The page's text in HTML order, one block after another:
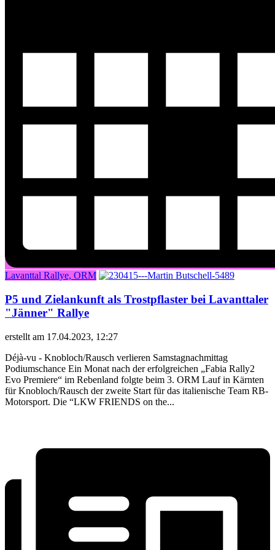
Lavanttal Rallye, ORM
P5 und Zielankunft als Trostpflaster bei Lavanttaler
"Jänner" Rallye
erstellt am 17.04.2023, 12:27
Déjà-vu - Knobloch/Rausch verlieren Samstagnachmittag
Podiumschance Ein Monat nach der erfolgreichen „Fabia Rally2
Evo Premiere“ im Rebenland folgte beim 3. ORM Lauf in Kärnten
für Knobloch/Rausch der zweite Start für das italienische Team RB-
Motorsport. Die “LKW FRIENDS on the...